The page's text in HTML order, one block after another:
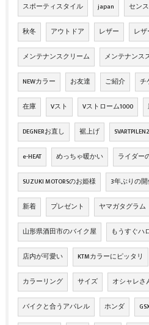
スポーティスタイル japan セン
秋冬 アウトドア レザー レ
メンテナンスクリーム メンテナンス
NEWカラー お友達 ご紹介 チ
在庫 Vスト Vストローム1000
DEGNERお直し 裾上げ
e-HEAT めっちゃ暖かい ライダー
SUZUKI MOTORSのお姫様 3年ぶりの
新着 プレゼント ヤマガタグラム
山形県酒田市のバイク屋 もうすぐハ
店内が可愛い KTMカラーにピッタリ
カラーリング サイズ オシャレさ
バイクと合うアパレル ホンダ